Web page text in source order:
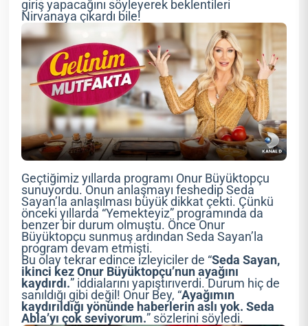
giriş yapacağını söyleyerek beklentileri
Nirvanaya çıkardı bile!
Geçtiğimiz yıllarda programı Onur Büyüktopçu
sunuyordu. Onun anlaşmayı feshedip Seda
Sayan’la anlaşılması büyük dikkat çekti. Çünkü
önceki yıllarda “Yemekteyiz” programında da
benzer bir durum olmuştu. Önce Onur
Büyüktopçu sunmuş ardından Seda Sayan’la
program devam etmişti.
Bu olay tekrar edince izleyiciler de “Seda Sayan,
ikinci kez Onur Büyüktopçu’nun ayağını
kaydırdı.” iddialarını yapıştırıverdi. Durum hiç de
sanıldığı gibi değil! Onur Bey, “Ayağımın
kaydırıldığı yönünde haberlerin aslı yok. Seda
Abla’yı çok seviyorum.” sözlerini söyledi.